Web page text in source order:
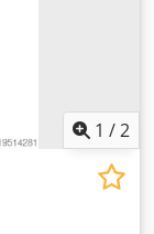
1 /2